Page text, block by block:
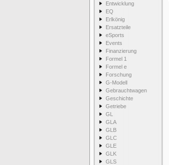
Entwicklung
EQ
Erlkönig
Ersatzteile
eSports
Events
Finanzierung
Formel 1
Formel e
Forschung
G-Modell
Gebrauchtwagen
Geschichte
Getriebe
GL
GLA
GLB
GLC
GLE
GLK
GLS